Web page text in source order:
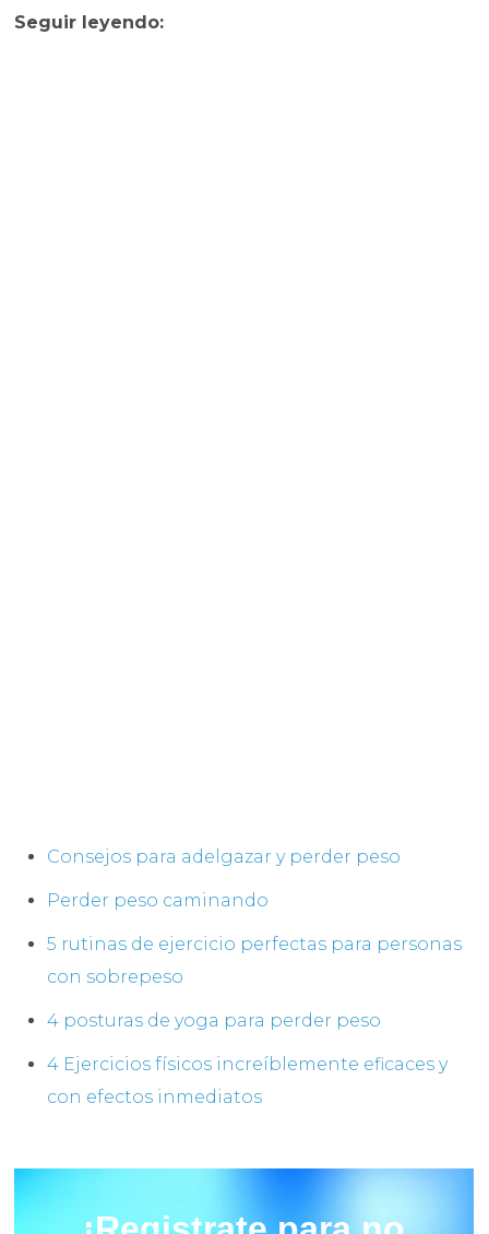
Seguir leyendo:
Consejos para adelgazar y perder peso
Perder peso caminando
5 rutinas de ejercicio perfectas para personas
con sobrepeso
4 posturas de yoga para perder peso
4 Ejercicios físicos increíblemente eficaces y
con efectos inmediatos